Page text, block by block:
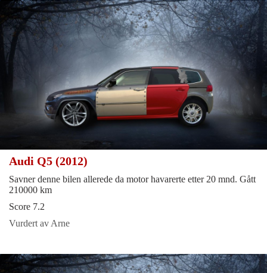
Audi Q5 (2012)
Savner denne bilen allerede da motor havarerte etter 20 mnd. Gått
210000 km
Score 7.2
Vurdert av Arne